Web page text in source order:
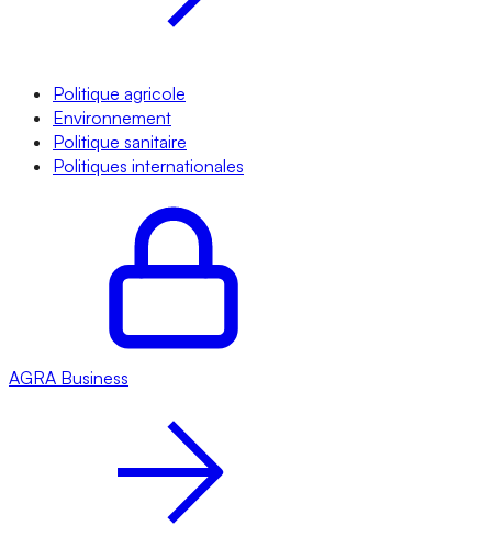
Politique agricole
Environnement
Politique sanitaire
Politiques internationales
AGRA Business